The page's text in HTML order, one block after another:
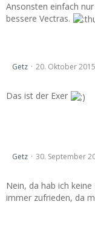
Ansonsten einfach
bessere Vectras.
Getz 20. Oktober 2015
Das ist der Exer
Getz 30. September
Nein, da hab ich
immer zufrieden, da